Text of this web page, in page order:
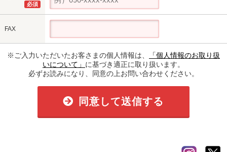
必須
FAX
※ご入力いただいたお客さまの個人情報は、
「個人情報のお取り扱
いについて」 に基づき適正に取り扱います。
必ずお読みになり、同意の上お問い合わせください。
同意して送信する